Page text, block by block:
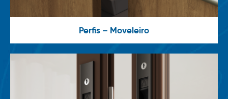
Perfis – Moveleiro